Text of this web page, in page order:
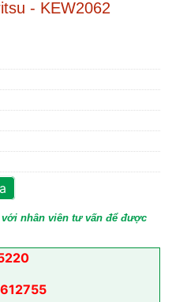
- KEW2062
nhân viên tư vấn để được